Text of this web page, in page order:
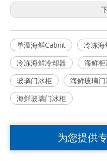
单温海鲜Cabnit 冷冻海
冷冻海鲜冷却器
海鲜
玻璃门冰柜
海鲜玻璃
海鲜玻璃门冰柜
为您提供